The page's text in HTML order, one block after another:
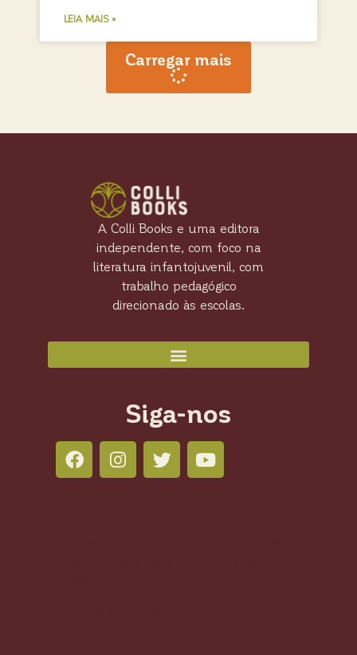
LEIA MAIS »
Carregar mais
A Colli Books e uma editora
independente, com foco na
literatura infantojuvenil, com
trabalho pedagógico
direcionado às escolas.
Siga-nos